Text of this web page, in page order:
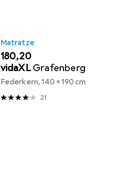
Matratze
EUR
180,20
vidaXL Grafenberg
Federkern, 140 x 190 cm
21